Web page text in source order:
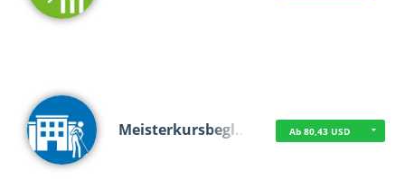
Meisterkursbegl… Ab 80,43 USD